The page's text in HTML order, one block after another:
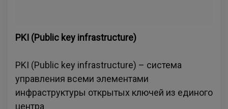
PKI (Public key infrastructure)
PKI (Public key infrastructure) – система
управления всеми элементами
инфраструктуры открытых ключей из единого
центра